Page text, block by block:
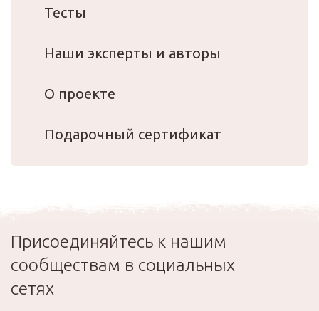
Тесты
Наши эксперты и авторы
О проекте
Подарочный сертификат
Присоединяйтесь к нашим
сообществам в социальных
сетях